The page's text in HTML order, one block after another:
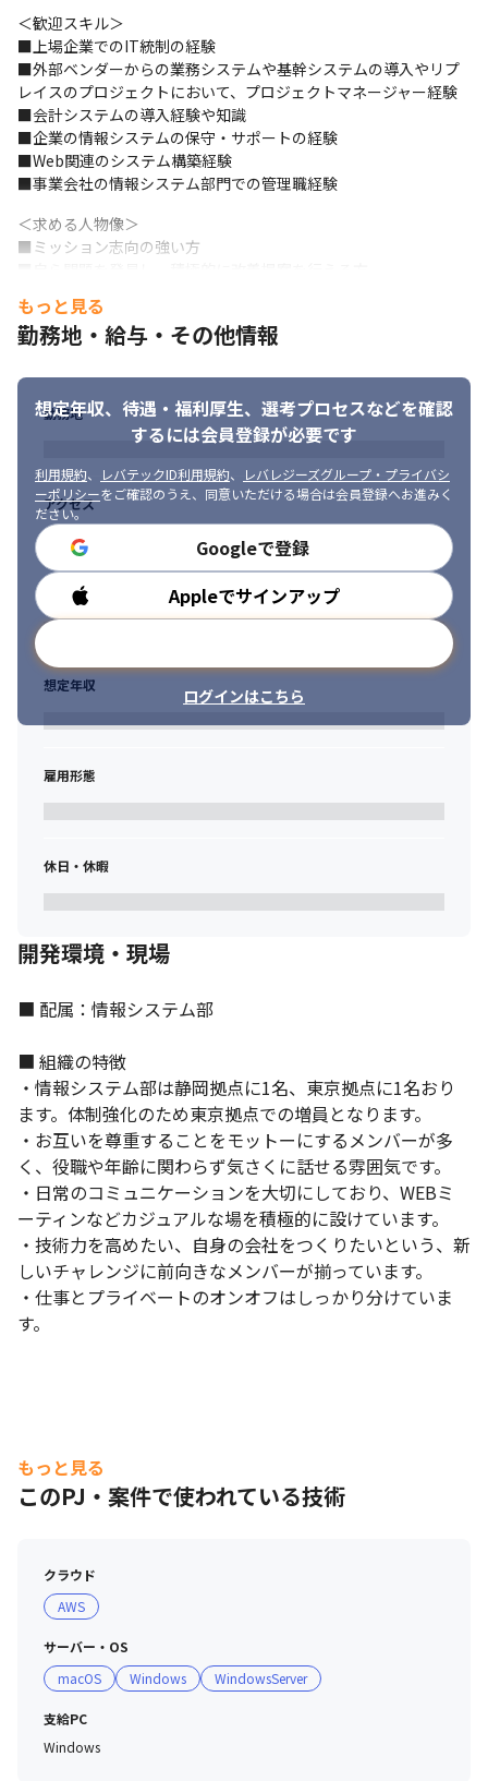
＜歓迎スキル＞
■上場企業でのIT統制の経験
■外部ベンダーからの業務システムや基幹システムの導入やリプ
レイスのプロジェクトにおいて、プロジェクトマネージャー経験
■会計システムの導入経験や知識
■企業の情報システムの保守・サポートの経験
■Web関連のシステム構築経験
■事業会社の情報システム部門での管理職経験
＜求める人物像＞
■ミッション志向の強い方
もっと見る
勤務地・給与・その他情報
想定年収、待遇・福利厚生、 選考プロセスなどを確認
するには会員登録が必要です
利用規約、 レバテックID利用規約、
レバレジーズグループ・プライバシ
ーポリシーをご確認のうえ、同意いただける場合は会員登録へお進みく
ださい。
Googleで登録
Appleでサインアップ
ログインはこちら
勤務地
アクセス
勤務時間
想定年収
雇用形態
休日・休暇
開発環境・現場
■ 配属：情報システム部
■ 組織の特徴
・情報システム部は静岡拠点に1名、東京拠点に1名おり
ます。体制強化のため東京拠点での増員となります。
・お互いを尊重することをモットーにするメンバーが多
く、役職や年齢に関わらず気さくに話せる雰囲気です。
・日常のコミュニケーションを大切にしており、WEBミ
ーティンなどカジュアルな場を積極的に設けています。
・技術力を高めたい、自身の会社をつくりたいという、新
しいチャレンジに前向きなメンバーが揃っています。
・仕事とプライベートのオンオフはしっかり分けていま
す。
もっと見る
このPJ・案件で使われている技術
クラウド
AWS
サーバー・OS
macOS
Windows WindowsServer
支給PC
Windows